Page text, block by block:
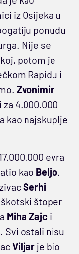
iz Osijeka u
ponudu
Nije se
potom je
Rapidu i
Zvonimir
4.000.000
kao najskuplje
evra
kao Beljo.
Serhi
štoper
Miha Zajc i
. Svi ostali nisu
Viljar je bio